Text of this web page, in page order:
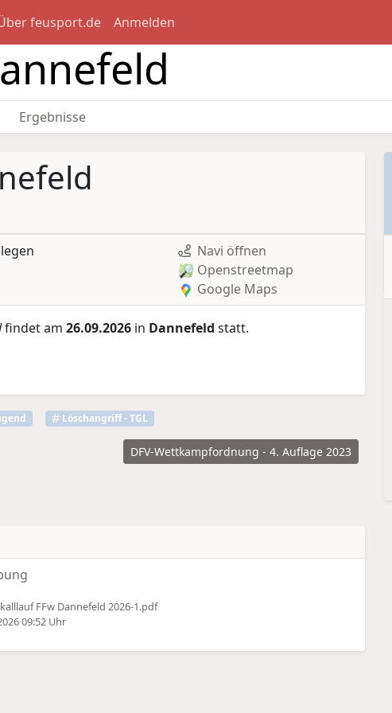
feusport.de Anmelden
Ergebnisse
Navi öffnen
Openstreetmap
Google Maps
findet am 26.09.2026 in Dannefeld statt.
Löschangriff - TGL
DFV-Wettkampfordnung - 4. Auflage 2023
FFw Dannefeld 2026-1.pdf
09:52 Uhr